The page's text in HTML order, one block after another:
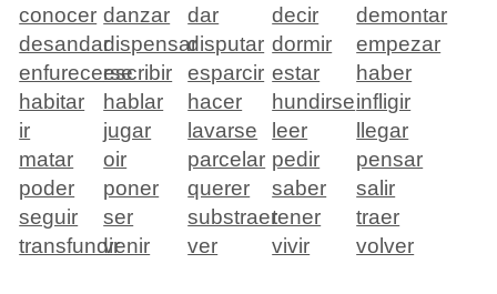
conocer danzar dar decir
demontar
desandardispensardisputar dormir
empezar
enfurecerseescribir esparcir estar
haber
habitar
hablar hacer hundirseinfligir
ir
jugar lavarse leer
llegar
matar
oir parcelar pedir
pensar
poder
poner querer saber
salir
seguir
ser substraertener
traer
transfundirvenir ver vivir volver